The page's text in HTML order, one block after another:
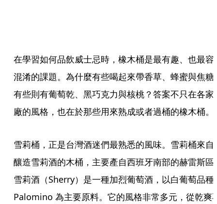
在學習如何品飲威士忌時，橡木桶是最有趣、也最容
混淆的課題。為什麼有些喝起來帶香草、蜂蜜與焦糖
有些則有葡萄乾、黑巧克力與核桃？答案不只在各家
廠的風格，也在於那些用來熟成或者過桶的橡木桶。
雪莉桶，正是台灣酒迷們最熟悉的風味。雪莉桶來自
釀造雪莉酒的木桶，主要產自西班牙南部的赫雷斯區
雪莉酒（Sherry）是一種加烈葡萄酒，以白葡萄品種
Palomino 為主要原料。它的風格非常多元，從乾爽